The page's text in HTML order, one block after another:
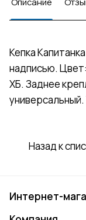
Кепка
надписью.
ХБ. Заднее
универсальный.
Назад к
Интернет-